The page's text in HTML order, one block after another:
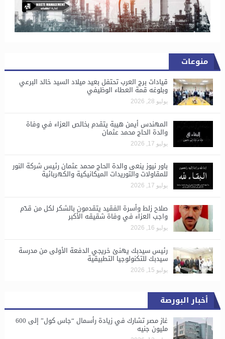
منوعات
قيادات برج العرب تحتفل بعيد ميلاد السيد خالد البرعي
وبلوغه قمة العطاء الوظيفي
يوليو 28, 2026
المهندس أيمن هيبة يتقدم بخالص العزاء في وفاة
والدة الحاج محمد عثمان
يوليو 17, 2026
باور نيوز ينعى والدة الحاج محمد عثمان رئيس شركة النور
للمقاولات والتوريدات الميكانيكية والكهربائية
يوليو 17, 2026
صلاح زلط وأسرة الفقيد يتقدمون بالشكر لكل من قدّم
واجب العزاء في وفاة شقيقه الأكبر
يوليو 16, 2026
رئيس سيدبك يهنئ خريجي الدفعة الأولى من مدرسة
سيدبك للتكنولوجيا التطبيقية
يوليو 15, 2026
أخبار البورصة
غاز مصر تشارك في زيادة رأسمال “جاس كول” إلى 600
مليون جنيه